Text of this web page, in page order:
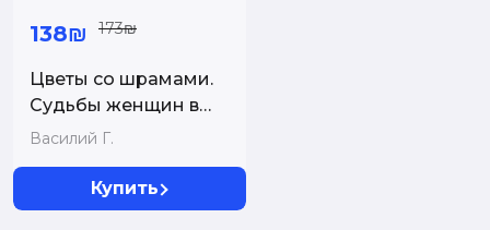
138₪ 173₪
Цветы со шрамами.
Судьбы женщин в
русской истории.
насилие и любовь
Василий Г.
Купить